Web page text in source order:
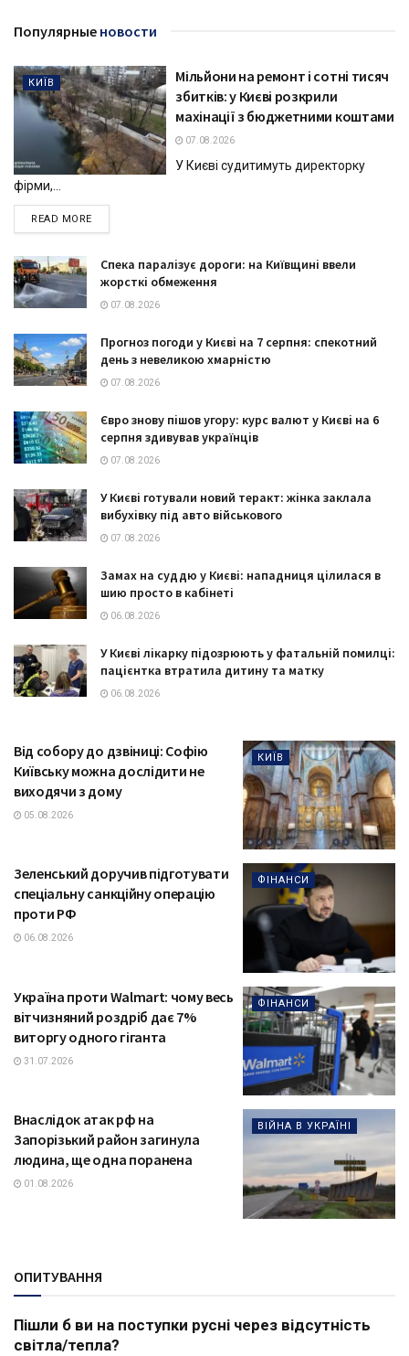
Популярные новости
КИЇВ
Мільйони на ремонт і сотні тисяч
збитків: у Києві розкрили
махінації з бюджетними коштами
07.08.2026
У Києві судитимуть директорку
фірми,...
READ MOREDETAILS
Спека паралізує дороги: на Київщині ввели
жорсткі обмеження
07.08.2026
Прогноз погоди у Києві на 7 серпня: спекотний
день з невеликою хмарністю
07.08.2026
Євро знову пішов угору: курс валют у Києві на 6
серпня здивував українців
07.08.2026
У Києві готували новий теракт: жінка заклала
вибухівку під авто військового
07.08.2026
Замах на суддю у Києві: нападниця цілилася в
шию просто в кабінеті
06.08.2026
У Києві лікарку підозрюють у фатальній помилці:
пацієнтка втратила дитину та матку
06.08.2026
КИЇВ
Від собору до дзвіниці: Софію
Київську можна дослідити не
виходячи з дому
05.08.2026
ФІНАНСИ
Зеленський доручив підготувати
спеціальну санкційну операцію
проти РФ
06.08.2026
ФІНАНСИ
Україна проти Walmart: чому весь
вітчизняний роздріб дає 7%
виторгу одного гіганта
31.07.2026
ВІЙНА В УКРАЇНІ
Внаслідок атак рф на
Запорізький район загинула
людина, ще одна поранена
01.08.2026
ОПИТУВАННЯ
Пішли б ви на поступки русні через відсутність
світла/тепла?